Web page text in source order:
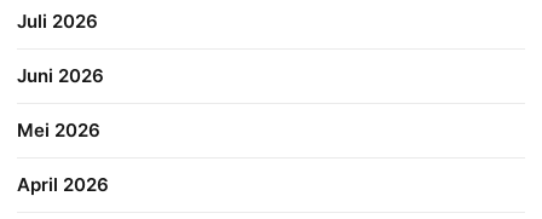
Juli 2026
Juni 2026
Mei 2026
April 2026